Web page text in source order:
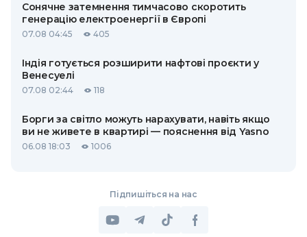
Сонячне затемнення тимчасово скоротить
генерацію електроенергії в Європі
07.08 04:45 405
Індія готується розширити нафтові проєкти у
Венесуелі
07.08 02:44 118
Борги за світло можуть нарахувати, навіть якщо
ви не живете в квартирі — пояснення від Yasno
06.08 18:03 1006
Підпишіться на нас